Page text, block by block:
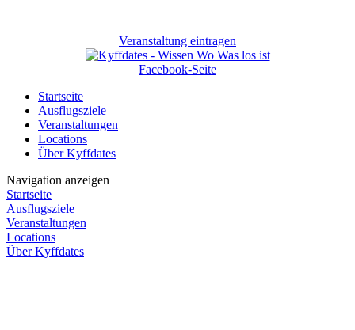
Veranstaltung eintragen
Facebook-Seite
Startseite
Ausflugsziele
Veranstaltungen
Locations
Über Kyffdates
Navigation anzeigen
Startseite
Ausflugsziele
Veranstaltungen
Locations
Über Kyffdates